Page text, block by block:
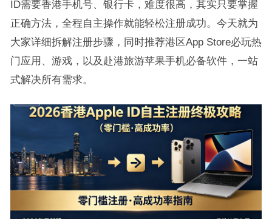
ID需要香港手机号、银行卡，难度很高，其实只要掌握
正确方法，全程自主操作就能轻松注册成功。今天就为
大家详细拆解注册步骤，同时推荐港区App Store必玩热
门应用、游戏，以及赴港旅游苹果手机必备软件，一站
式解决所有需求。